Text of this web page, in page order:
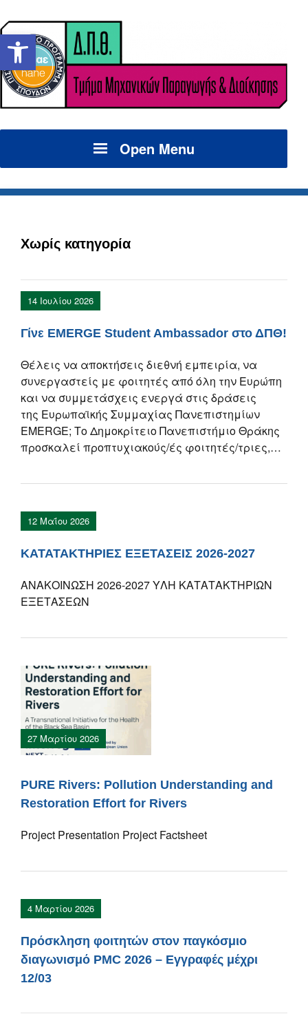
Ανοίξτε τη γραμμή εργαλείων
Open Menu
Χωρίς κατηγορία
14 Ιουλίου 2026
Γίνε EMERGE Student Ambassador στο ΔΠΘ!
Θέλεις να αποκτήσεις διεθνή εμπειρία, να
συνεργαστείς με φοιτητές από όλη την Ευρώπη
και να συμμετάσχεις ενεργά στις δράσεις
της Ευρωπαϊκής Συμμαχίας Πανεπιστημίων
EMERGE; Το Δημοκρίτειο Πανεπιστήμιο Θράκης
προσκαλεί προπτυχιακούς/ές φοιτητές/τριες,…
12 Μαΐου 2026
ΚΑΤΑΤΑΚΤΗΡΙΕΣ ΕΞΕΤΑΣΕΙΣ 2026-2027
ΑΝΑΚΟΙΝΩΣΗ 2026-2027 ΥΛΗ ΚΑΤΑΤΑΚΤΗΡΙΩΝ
ΕΞΕΤΑΣΕΩΝ
27 Μαρτίου 2026
PURE Rivers: Pollution Understanding and
Restoration Effort for Rivers
Project Presentation Project Factsheet
4 Μαρτίου 2026
Πρόσκληση φοιτητών στον παγκόσμιο
διαγωνισμό PMC 2026 – Εγγραφές μέχρι
12/03